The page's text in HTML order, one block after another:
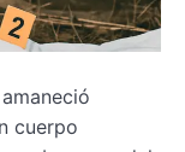
cuerpo